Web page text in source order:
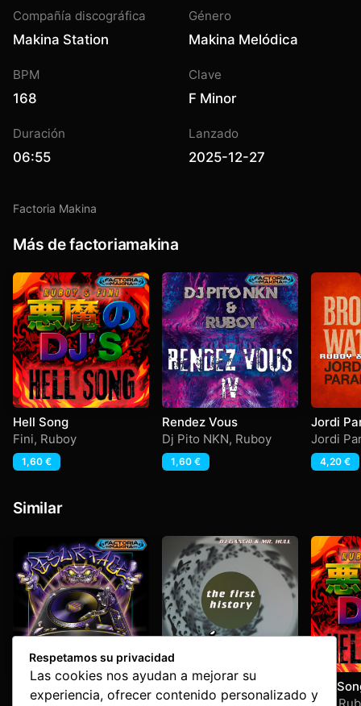
Compañía discográfica
Makina Station
Género
Makina Melódica
BPM
168
Clave
F Minor
Duración
06:55
Lanzado
2025-12-27
Factoria Makina
Más de factoriamakina
Hell Song
Fini, Ruboy
1,60 €
Rendez Vous
Dj Pito NKN, Ruboy
1,60 €
Jordi
Broken
Jordi
4,20 €
Similar
Dj Faby & Dj Kostis –
Resurface
Dj Faby & Dj Kostis
Tato´s History
Dj Ganchi & Mr Hull
Hell
Fini
Respetamos su privacidad
Las cookies nos ayudan a mejorar su
experiencia, ofrecer contenido personalizado y